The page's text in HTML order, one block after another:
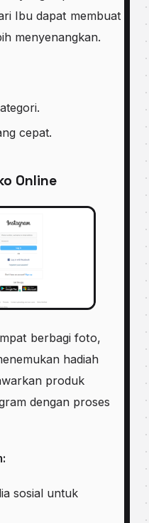
Ibu dapat membuat
menyenangkan.
cepat.
Online
berbagi foto,
hadiah
produk
dengan proses
sosial untuk